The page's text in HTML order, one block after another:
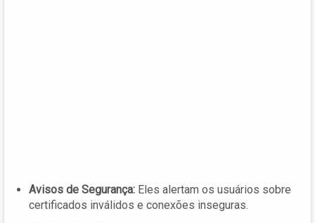
Avisos de Segurança: Eles alertam os usuários sobre
certificados inválidos e conexões inseguras.